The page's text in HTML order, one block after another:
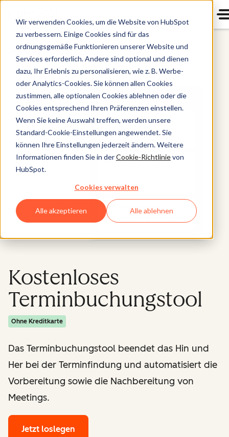
Wir verwenden Cookies, um die Website von HubSpot
zu verbessern. Einige Cookies sind für das
ordnungsgemäße Funktionieren unserer Website und
Services erforderlich. Andere sind optional und dienen
dazu, Ihr Erlebnis zu personalisieren, wie z. B. Werbe-
oder Analytics-Cookies. Sie können allen Cookies
zustimmen, alle optionalen Cookies ablehnen oder die
Cookies entsprechend Ihren Präferenzen einstellen.
Wenn Sie keine Auswahl treffen, werden unsere
Standard-Cookie-Einstellungen angewendet. Sie
können Ihre Einstellungen jederzeit ändern. Weitere
Informationen finden Sie in derCookie-Richtlinievon
HubSpot.
Cookies verwalten
Alle akzeptieren Alle ablehnen
Sales Hub
Kostenloses
Terminbuchungstool
Ohne Kreditkarte
Das Terminbuchungstool beendet das Hin und
Her bei der Terminfindung und automatisiert die
Vorbereitung sowie die Nachbereitung von
Meetings.
Jetzt loslegen